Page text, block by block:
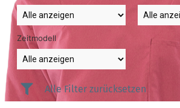
Zeitmodell
Alle Filter zurücksetzen